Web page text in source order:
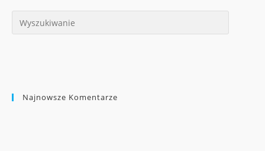
Najnowsze Komentarze